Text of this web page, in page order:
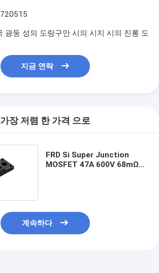
광둥 성의 도랑구안 시의 시지 시의 진롱 도
지금 연락
가장 저렴 한 가격 으로
FRD Si Super Junction
MOSFET 47A 600V 68mΩ
계속하다